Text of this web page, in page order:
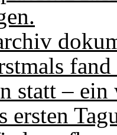
statt – ein
ersten